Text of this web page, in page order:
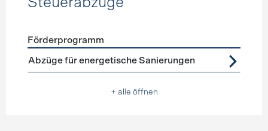
Förderprogramme Steuerabzüge
Förderprogramm
Abzüge für energetische Sanierungen
+ alle öffnen